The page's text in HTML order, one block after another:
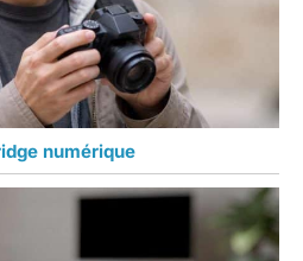
numérique